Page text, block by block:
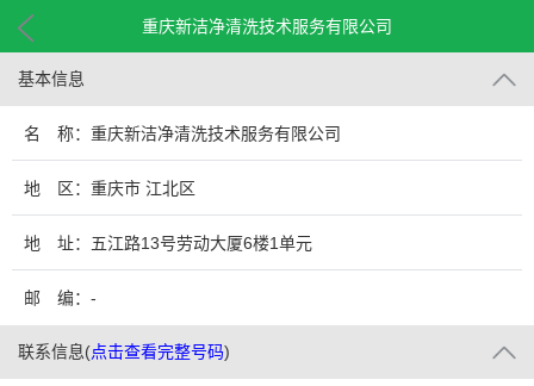
重庆新洁净清洗技术服务有限公司
基本信息
名 称：重庆新洁净清洗技术服务有限公司
地 区：重庆市 江北区
地 址：五江路13号劳动大厦6楼1单元
邮 编：-
联系信息(点击查看完整号码)